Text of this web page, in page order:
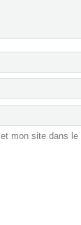
mon site dans